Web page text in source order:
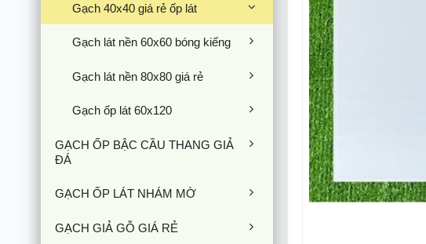
Gạch 40x40 giá rẻ ốp lát
Gạch lát nền 60x60 bóng kiếng
Gạch lát nền 80x80 giá rẻ
Gạch ốp lát 60x120
GẠCH ỐP BẬC CẦU THANG GIẢ
ĐÁ
GẠCH ỐP LÁT NHÁM MỜ
GẠCH GIẢ GỖ GIÁ RẺ